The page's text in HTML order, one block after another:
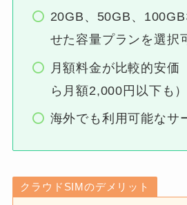
20GB、50GB、
せた容量プランを選択
月額料金が比較的安価
ら月額2,000円以下も）
海外でも利用可能なサ
クラウドSIMのデメリット